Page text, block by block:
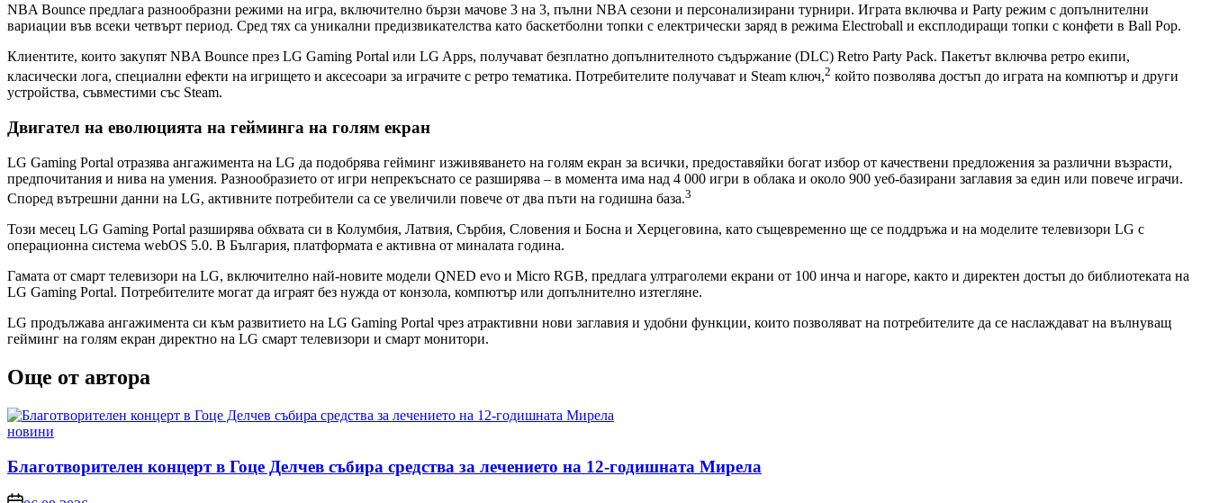
NBA Bounce предлага разнообразни режими на игра, включително бързи мачове 3 на 3, пълни NBA сезони и персонализирани турнири. Играта включва и Party режим с допълнителни
вариации във всеки четвърт период. Сред тях са уникални предизвикателства като баскетболни топки с електрически заряд в режима Electroball и експлодиращи топки с конфети в Ball Pop.
Клиентите, които закупят NBA Bounce през LG Gaming Portal или LG Apps, получават безплатно допълнителното съдържание (DLC) Retro Party Pack. Пакетът включва ретро екипи,
класически лога, специални ефекти на игрището и аксесоари за играчите с ретро тематика. Потребителите получават и Steam ключ,2 който позволява достъп до играта на компютър и други
устройства, съвместими със Steam.
Двигател на еволюцията на гейминга на голям екран
LG Gaming Portal отразява ангажимента на LG да подобрява гейминг изживяването на голям екран за всички, предоставяйки богат избор от качествени предложения за различни възрасти,
предпочитания и нива на умения. Разнообразието от игри непрекъснато се разширява – в момента има над 4 000 игри в облака и около 900 уеб-базирани заглавия за един или повече играчи.
Според вътрешни данни на LG, активните потребители са се увеличили повече от два пъти на годишна база.3
Този месец LG Gaming Portal разширява обхвата си в Колумбия, Латвия, Сърбия, Словения и Босна и Херцеговина, като същевременно ще се поддръжа и на моделите телевизори LG с
операционна система webOS 5.0. В България, платформата е активна от миналата година.
Гамата от смарт телевизори на LG, включително най-новите модели QNED evo и Micro RGB, предлага ултраголеми екрани от 100 инча и нагоре, както и директен достъп до библиотеката на
LG Gaming Portal. Потребителите могат да играят без нужда от конзола, компютър или допълнително изтегляне.
LG продължава ангажимента си към развитието на LG Gaming Portal чрез атрактивни нови заглавия и удобни функции, които позволяват на потребителите да се наслаждават на вълнуващ
гейминг на голям екран директно на LG смарт телевизори и смарт монитори.
Още от автора
Posted
новини
Благотворителен концерт в Гоце Делчев събира средства за лечението на 12-годишната Мирела